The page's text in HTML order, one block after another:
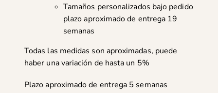
Tamaños personalizados bajo pedido
plazo aproximado de entrega 19
semanas
Todas las medidas son aproximadas, puede
haber una variación de hasta un 5%
Plazo aproximado de entrega 5 semanas